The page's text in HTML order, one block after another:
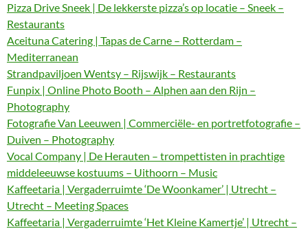
Pizza Drive Sneek | De lekkerste pizza’s op locatie – Sneek –
Restaurants
Aceituna Catering | Tapas de Carne – Rotterdam –
Mediterranean
Strandpaviljoen Wentsy – Rijswijk – Restaurants
Funpix | Online Photo Booth – Alphen aan den Rijn –
Photography
Fotografie Van Leeuwen | Commerciële- en portretfotografie –
Duiven – Photography
Vocal Company | De Herauten – trompettisten in prachtige
middeleeuwse kostuums – Uithoorn – Music
Kaffeetaria | Vergaderruimte ‘De Woonkamer’ | Utrecht –
Utrecht – Meeting Spaces
Kaffeetaria | Vergaderruimte ‘Het Kleine Kamertje’ | Utrecht –